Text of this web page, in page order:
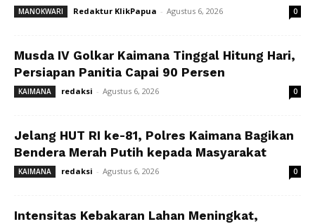
MANOKWARI Redaktur KlikPapua - Agustus 6, 2026 0
Musda IV Golkar Kaimana Tinggal Hitung Hari,
Persiapan Panitia Capai 90 Persen
KAIMANA redaksi - Agustus 6, 2026 0
Jelang HUT RI ke-81, Polres Kaimana Bagikan
Bendera Merah Putih kepada Masyarakat
KAIMANA redaksi - Agustus 6, 2026 0
Intensitas Kebakaran Lahan Meningkat,